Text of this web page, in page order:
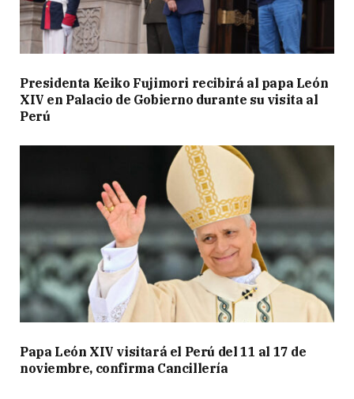
Presidenta Keiko Fujimori recibirá al papa León
XIV en Palacio de Gobierno durante su visita al
Perú
Papa León XIV visitará el Perú del 11 al 17 de
noviembre, confirma Cancillería